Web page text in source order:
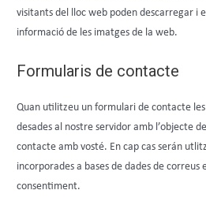
visitants del lloc web poden descarregar i
informació de les imatges de la web.
Formularis de contacte
Quan utilitzeu un formulari de contacte les
desades al nostre servidor amb l’objecte
contacte amb vosté. En cap cas serán
incorporades a bases de dades de correus
consentiment.